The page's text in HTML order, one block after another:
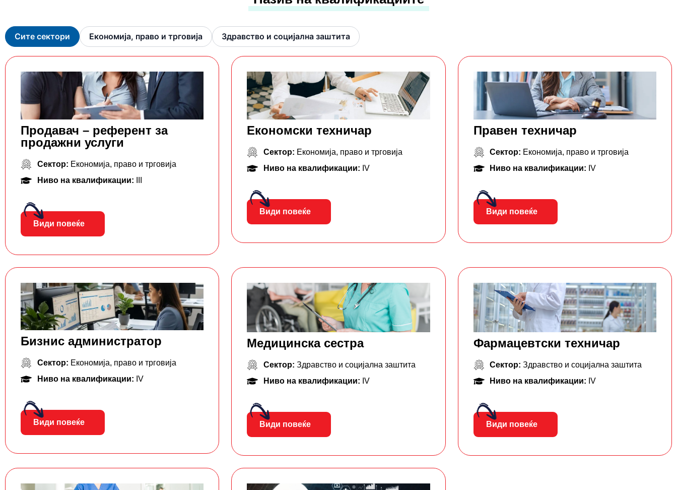
Сите сектори Економија, право и трговија Здравство и социјална заштита
Продавач – референт за
продажни услуги
Сектор: Економија, право и трговија
Ниво на квалификации:
Види повеќе
Економски техничар
Сектор: Економија, право и трговија
Ниво на квалификации: IV
Види повеќе
Правен техничар
Сектор: Економија, право и трговија
Ниво на квалификации: IV
Види повеќе
Бизнис администратор
Сектор: Економија, право и трговија
Ниво на квалификации: IV
Види повеќе
Медицинска сестра
Сектор: Здравство и социјална заштита
Ниво на квалификации: IV
Види повеќе
Фармацевтски тeхничар
Сектор:Здравство и социјална заштита
Ниво на квалификации: IV
Види повеќе